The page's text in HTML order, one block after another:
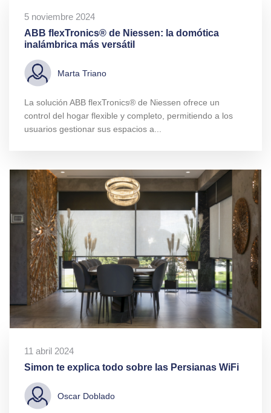
5 noviembre 2024
ABB flexTronics® de Niessen: la domótica
inalámbrica más versátil
Marta Triano
La solución ABB flexTronics® de Niessen ofrece un
control del hogar flexible y completo, permitiendo a los
usuarios gestionar sus espacios a...
11 abril 2024
Simon te explica todo sobre las Persianas WiFi
Oscar Doblado